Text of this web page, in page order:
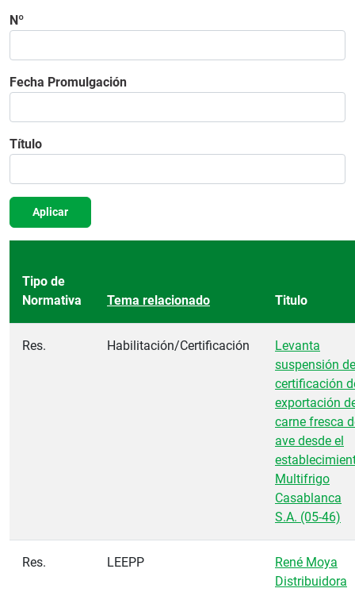
Nº
Fecha Promulgación
Título
Aplicar
Tipo de
Normativa
Tema relacionado Titulo
Res. Habilitación/Certificación
Levanta
suspensión de
certificación
exportación
carne fresca
ave desde el
Multifrigo
Casablanca
S.A. (05-46)
Res. LEEPP
René Moya
Distribuidora